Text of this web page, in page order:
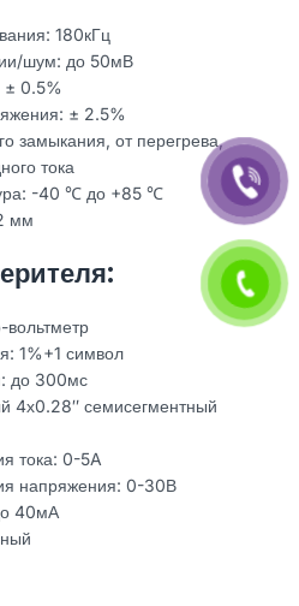
180кГц
шум: до 50мВ
± 0.5%
± 2.5%
замыкания, от перегрева,
тока
-40 ℃ до +85 ℃
мм
1%+1 символ
до 300мс
4х0.28″ семисегментный
тока: 0-5A
напряжения: 0-30В
40мА